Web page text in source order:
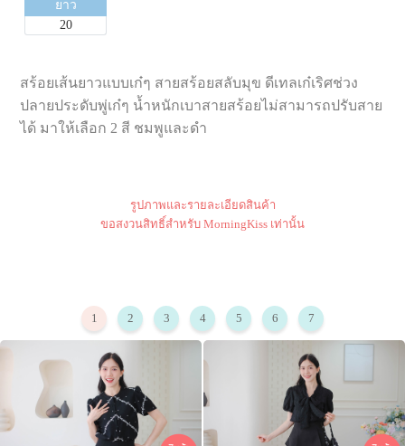
ยาว
20
สร้อยเส้นยาวแบบเก๋ๆ สายสร้อยสลับมุข ดีเทลเก๋เริศช่วง
ปลายประดับพู่เก๋ๆ น้ำหนักเบาสายสร้อยไม่สามารถปรับสาย
ได้ มาให้เลือก 2 สี ชมพูและดำ
รูปภาพและรายละเอียดสินค้า
ขอสงวนสิทธิ์สำหรับ MorningKiss เท่านั้น
1 2 3 4 5 6 7